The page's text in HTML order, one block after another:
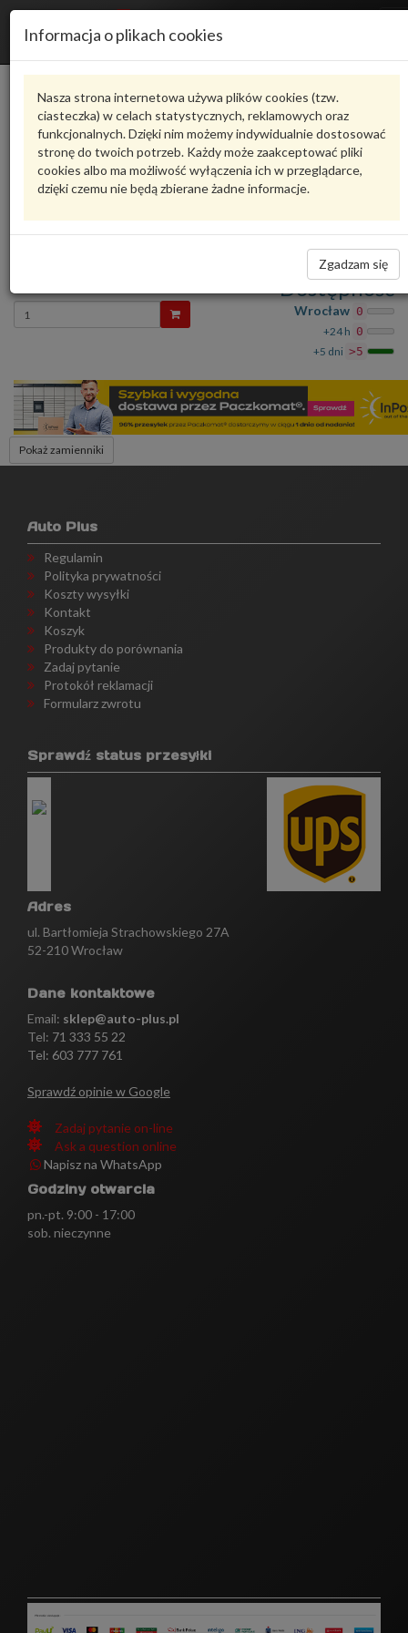
Informacja o plikach cookies
Nasza strona internetowa używa plików cookies (tzw.
ciasteczka) w celach statystycznych, reklamowych oraz
funkcjonalnych. Dzięki nim możemy indywidualnie dostosować
stronę do twoich potrzeb. Każdy może zaakceptować pliki
cookies albo ma możliwość wyłączenia ich w przeglądarce,
dzięki czemu nie będą zbierane żadne informacje.
Zgadzam się
Karta produktu
4M0809240CVAG
VAG - produkt oryginalny VW AUDI SEAT SKODA
S UPEK C 4M0809240C VAG
Wprowadź
ilość
Dostępność
Wrocław 0
+24 h 0
+5 dni >5
Pokaż zamienniki
Auto Plus
Regulamin
Polityka prywatności
Koszty wysyłki
Kontakt
Koszyk
Produkty do porównania
Zadaj pytanie
Protokół reklamacji
Formularz zwrotu
Sprawdź status przesyłki
Adres
ul. Bartłomieja Strachowskiego 27A
52-210 Wrocław
Dane kontaktowe
Email: sklep@auto-plus.pl
Tel: 71 333 55 22
Tel: 603 777 761
Sprawdź opinie w Google
Zadaj pytanie on-line
Ask a question online
Napisz na WhatsApp
Godziny otwarcia
pn.-pt. 9:00 - 17:00
sob. nieczynne